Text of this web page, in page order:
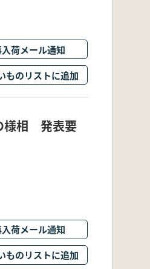
荷メール通知
ものリストに追加
様相 発表要
荷メール通知
ものリストに追加